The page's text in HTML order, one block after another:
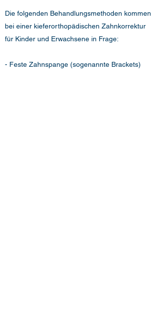
Die folgenden Behandlungsmethoden kommen
bei einer kieferorthopädischen Zahnkorrektur
für Kinder und Erwachsene in Frage:
- Feste Zahnspange (sogenannte Brackets)